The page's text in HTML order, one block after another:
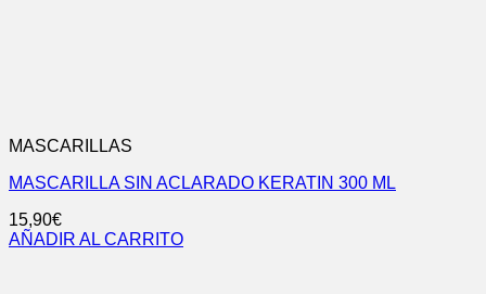
MASCARILLAS
MASCARILLA SIN ACLARADO KERATIN 300 ML
15,90€
AÑADIR AL CARRITO